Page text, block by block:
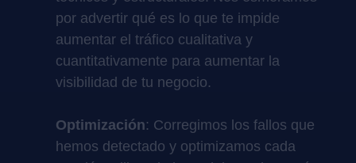
por advertir qué es lo que te impide
aumentar el tráfico cualitativa y
cuantitativamente para aumentar la
visibilidad de tu negocio.
Optimización: Corregimos los fallos que
hemos detectado y optimizamos cada